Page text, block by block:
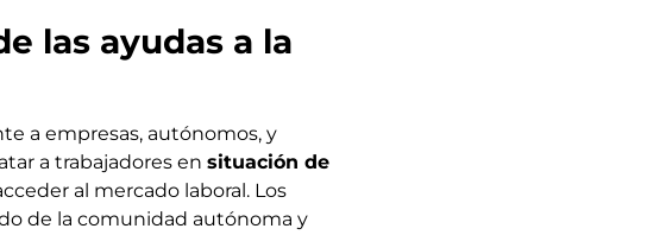
las ayudas a la
a empresas, autónomos, y
a trabajadores en situación de
al mercado laboral. Los
de la comunidad autónoma y